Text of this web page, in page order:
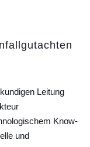
Leitung
Know-
und